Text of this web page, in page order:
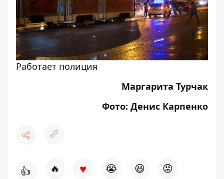
Работает полиция
Маргарита Турчак
Фото: Денис Карпенко
👍 🔥 ♥ 😭 😆 😡